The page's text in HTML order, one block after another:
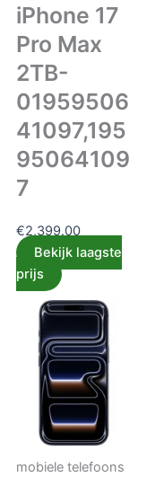
iPhone 17
Pro Max
2TB-
01959506
41097,195
95064109
7
€2,399.00
Bekijk laagste
prijs
mobiele telefoons